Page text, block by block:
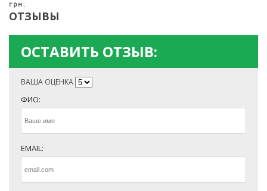
грн.
ОТЗЫВЫ
ОСТАВИТЬ ОТЗЫВ:
ВАША ОЦЕНКА
ФИО:
EMAIL: